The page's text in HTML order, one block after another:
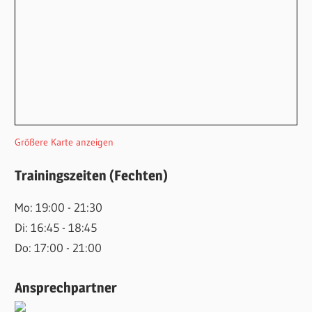
Größere Karte anzeigen
Trainingszeiten (Fechten)
Mo: 19:00 - 21:30
Di: 16:45 - 18:45
Do: 17:00 - 21:00
Ansprechpartner